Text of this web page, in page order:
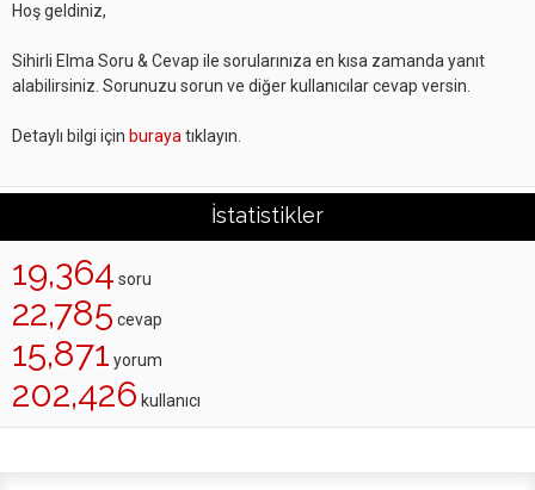
Hoş geldiniz,
Sihirli Elma Soru & Cevap ile sorularınıza en kısa zamanda yanıt
alabilirsiniz. Sorunuzu sorun ve diğer kullanıcılar cevap versin.
Detaylı bilgi için buraya tıklayın.
İstatistikler
19,364 soru
22,785 cevap
15,871 yorum
202,426 kullanıcı